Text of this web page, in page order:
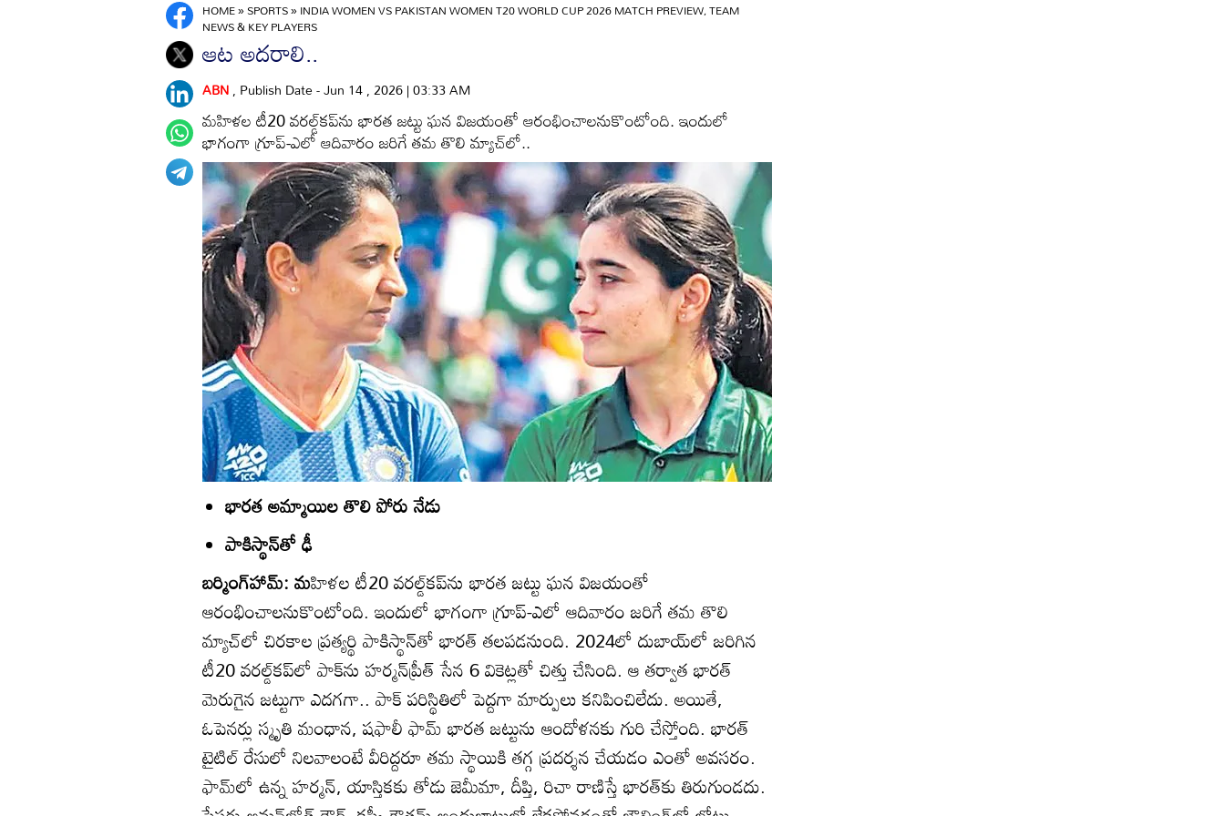
HOME»SPORTS»INDIA WOMEN VS PAKISTAN WOMEN T20 WORLD CUP 2026 MATCH PREVIEW, TEAM
NEWS & KEY PLAYERS
ఆట అదరాలి..
ABN, Publish Date - Jun 14 , 2026 | 03:33 AM
మహిళల టీ20 వరల్డ్‌కప్‌ను భారత జట్టు ఘన విజయంతో ఆరంభించాలనుకొంటోంది. ఇందులో
భాగంగా గ్రూప్‌-ఎలో ఆదివారం జరిగే తమ తొలి మ్యాచ్‌లో..
భారత అమ్మాయిల తొలి పోరు నేడు
పాకిస్థాన్‌తో ఢీ
బర్మింగ్‌హామ్‌: మహిళల టీ20 వరల్డ్‌కప్‌ను భారత జట్టు ఘన విజయంతో
ఆరంభించాలనుకొంటోంది. ఇందులో భాగంగా గ్రూప్‌-ఎలో ఆదివారం జరిగే తమ తొలి
మ్యాచ్‌లో చిరకాల ప్రత్యర్థి పాకిస్థాన్‌తో భారత్‌ తలపడనుంది. 2024లో దుబాయ్‌లో జరిగిన
టీ20 వరల్డ్‌కప్‌లో పాక్‌ను హర్మన్‌ప్రీత్‌ సేన 6 వికెట్లతో చిత్తు చేసింది. ఆ తర్వాత భారత్‌
మెరుగైన జట్టుగా ఎదగగా.. పాక్‌ పరిస్థితిలో పెద్దగా మార్పులు కనిపించిలేదు. అయితే,
ఓపెనర్లు స్మృతి మంధాన, షఫాలీ ఫామ్‌ భారత జట్టును ఆందోళనకు గురి చేస్తోంది. భారత్‌
టైటిల్‌ రేసులో నిలవాలంటే వీరిద్దరూ తమ స్థాయికి తగ్గ ప్రదర్శన చేయడం ఎంతో అవసరం.
ఫామ్‌లో ఉన్న హర్మన్‌, యాస్తికకు తోడు జెమీమా, దీప్తి, రిచా రాణిస్తే భారత్‌కు తిరుగుండదు.